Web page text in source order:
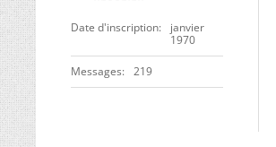
Date d'inscription
janvier
1970
Messages 219